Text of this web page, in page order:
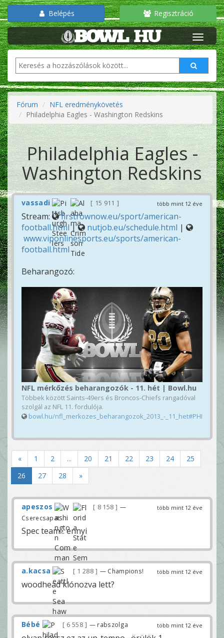
Belépés Regisztráció
Fórum
NFL eredménykövetés
Philadelphia Eagles - Washington Redskins
Philadelphia Eagles -
Washington Redskins
több mint 12 éve
vassadi 15 911
Stream:
firstrownow.eu/sport/american-
football.html| nutjob.eu/schedule.html |
www.viponlinesports.eu/sports/american-
football.html
Beharangozó:
NFL mérkőzés beharangozók - 11. hét | Bowl.hu
Többek között Saints-49ers és Broncos-Chiefs rangadóval
szolgál az NFL 11. fordulója.
bowl.hu/nfl_merkozes_beharangozok_2013_-_11_het#PHI
« 1 2 ... 20 21 22 23 24
25
26
27 28 »
több mint 12 éve
apeszos 8 158
—
Cserecsapat
Spec team... ennyi
több mint 12 éve
a.kacsa 1 288 — Champions!
woodhead klónozva lett?
több mint 12 éve
Bébé 6 558 — rabszolga